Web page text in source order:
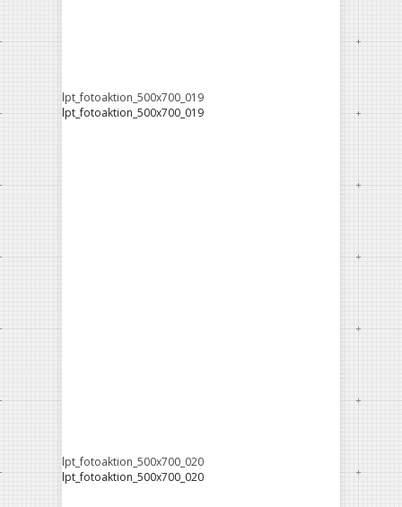
lpt_fotoaktion_500x700_019
lpt_fotoaktion_500x700_019
lpt_fotoaktion_500x700_020
lpt_fotoaktion_500x700_020